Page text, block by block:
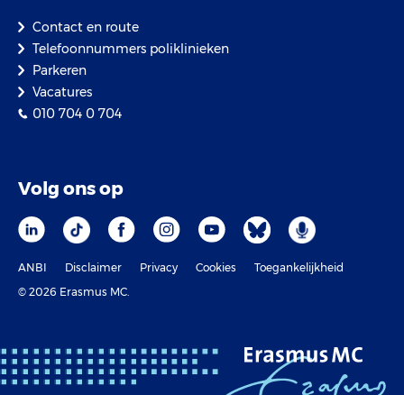
Contact en route
Telefoonnummers poliklinieken
Parkeren
Vacatures
010 704 0 704
Volg ons op
ANBI Disclaimer Privacy Cookies
Toegankelijkheid
© 2026 Erasmus MC.